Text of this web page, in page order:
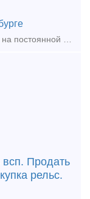
У Нас быстрый Закуп жд запчастей , нам на постоянной основе требуются: Материалы верхнего строения пути: накладки , подкладки, болты, клеммы, гайки, шурупы, рельсы как новые так и бу, костыли жд, рез
Продать
рельс.